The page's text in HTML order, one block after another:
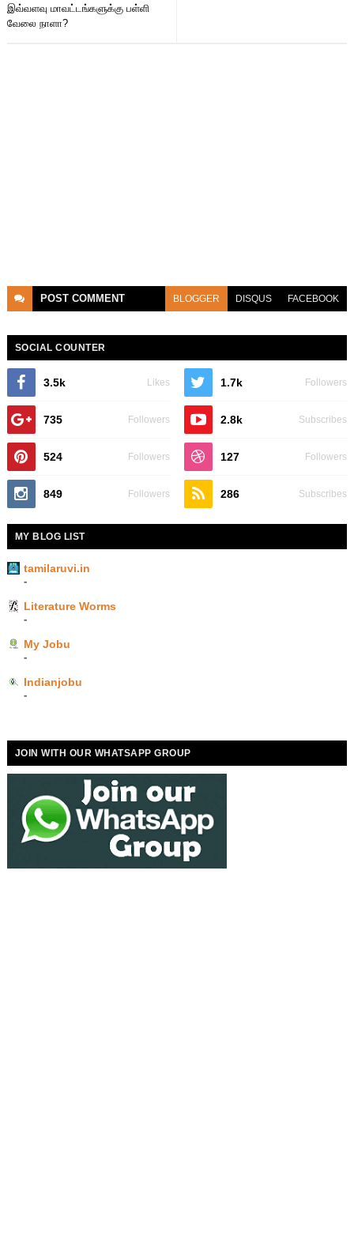
இவ்வளவு மாவட்டங்களுக்கு பள்ளி
வேலை நாளா?
POST COMMENT BLOGGER DISQUS FACEBOOK
SOCIAL COUNTER
3.5k Likes 1.7k Followers
735 Followers 2.8k Subscribes
524 Followers 127 Followers
849 Followers 286 Subscribes
MY BLOG LIST
tamilaruvi.in
-
Literature Worms
-
My Jobu
-
Indianjobu
-
JOIN WITH OUR WHATSAPP GROUP